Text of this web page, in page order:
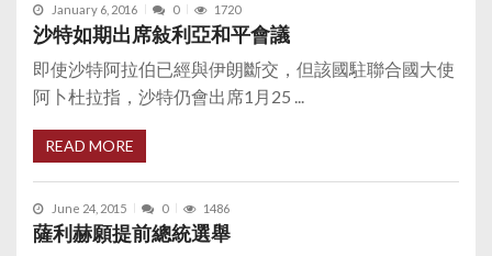
January 6, 2016 0 1720
沙特如期出席敍利亞和平會議
即使沙特阿拉伯已經與伊朗斷交，但該國駐聯合國大使
阿卜杜拉指，沙特仍會出席1月25 ...
READ MORE
June 24, 2015 0 1486
薩利赫願提前總統選舉